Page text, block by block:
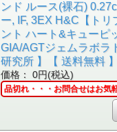
ンド ルース(裸石)
ー, IF, 3EX H&C【トリ
ント ハート&キューピ
GIA/AGTジェムラボラ
研究所 】【 送料無料 】
価格： 0円(税込)
品切れ・・・お問合せはお気